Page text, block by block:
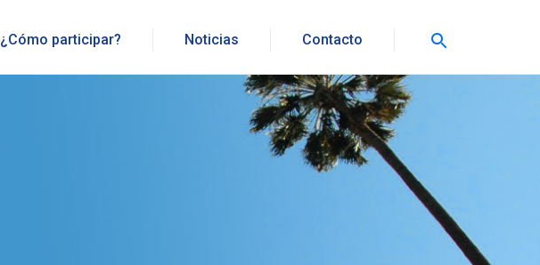
¿Cómo participar? Noticias Contacto